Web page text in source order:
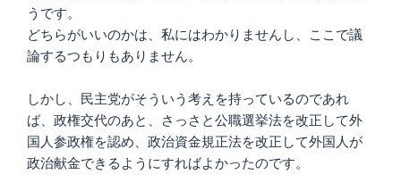
うです。
どちらがいいのかは、私にはわかりませんし、ここで議
論するつもりもありません。
しかし、民主党がそういう考えを持っているのであれ
ば、政権交代のあと、さっさと公職選挙法を改正して外
国人参政権を認め、政治資金規正法を改正して外国人が
政治献金できるようにすればよかったのです。